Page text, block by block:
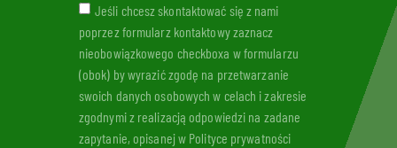
Jeśli chcesz skontaktować się z nami
poprzez formularz kontaktowy zaznacz
nieobowiązkowego checkboxa w formularzu
(obok) by wyrazić zgodę na przetwarzanie
swoich danych osobowych w celach i zakresie
zgodnymi z realizacją odpowiedzi na zadane
zapytanie, opisanej w Polityce prywatności